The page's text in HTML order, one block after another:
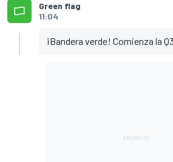
Green flag
11:04
¡Bandera verde! Comienza la